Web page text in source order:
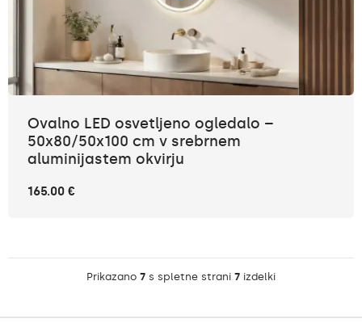
Ovalno LED osvetljeno ogledalo –
50x80/50x100 cm v srebrnem
aluminijastem okvirju
165.00 €
Prikazano 7 s spletne strani 7 izdelki